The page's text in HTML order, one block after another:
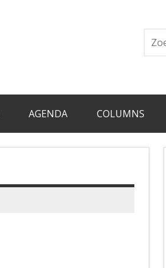
AGENDA COLUMNS